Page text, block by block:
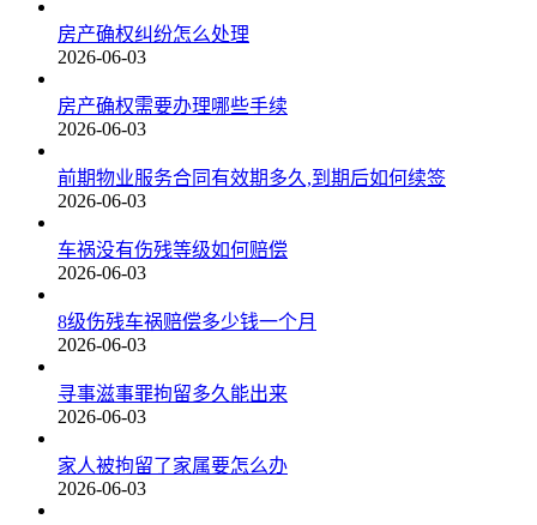
房产确权纠纷怎么处理
2026-06-03
房产确权需要办理哪些手续
2026-06-03
前期物业服务合同有效期多久,到期后如何续签
2026-06-03
车祸没有伤残等级如何赔偿
2026-06-03
8级伤残车祸赔偿多少钱一个月
2026-06-03
寻事滋事罪拘留多久能出来
2026-06-03
家人被拘留了家属要怎么办
2026-06-03